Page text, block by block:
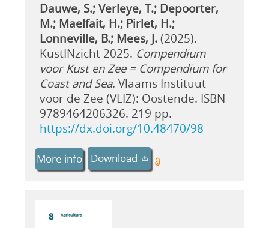
Dauwe, S.; Verleye, T.; Depoorter,
M.; Maelfait, H.; Pirlet, H.;
Lonneville, B.; Mees, J.(2025).
KustINzicht 2025. Compendium
voor Kust en Zee = Compendium for
Coast and Sea. Vlaams Instituut
voor de Zee (VLIZ): Oostende. ISBN
9789464206326. 219 pp.
https://dx.doi.org/10.48470/98
More info Download